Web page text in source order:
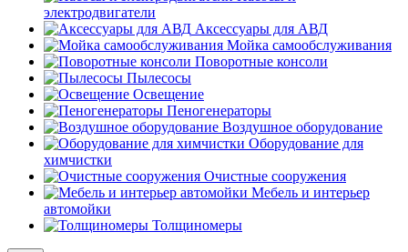
электродвигатели
Аксессуары для АВД
Мойка самообслуживания
Поворотные консоли
Пылесосы
Освещение
Пеногенераторы
Воздушное оборудование
Оборудование для
химчистки
Очистные сооружения
Мебель и интерьер
автомойки
Толщиномеры